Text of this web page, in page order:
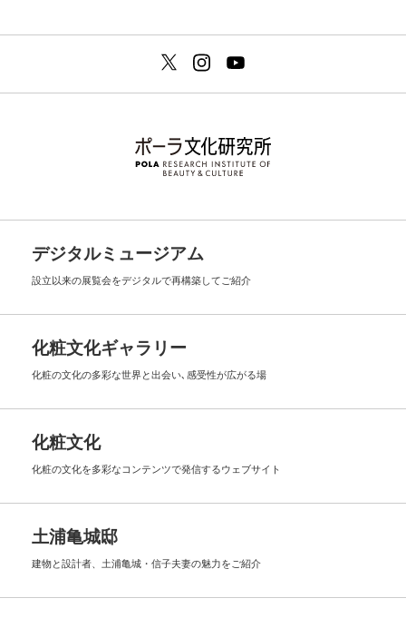
デジタルミュージアム
設立以来の展覧会をデジタルで再構築してご紹介
化粧文化ギャラリー
化粧の文化の多彩な世界と出会い､ 感受性が広がる場
化粧文化
化粧の文化を多彩なコンテンツで発信するウェブサイト
土浦亀城邸
建物と設計者、土浦亀城・信子夫妻の魅力をご紹介